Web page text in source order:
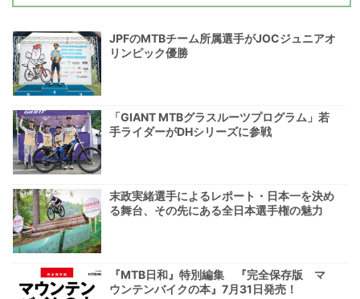
JPFのMTBチーム所属選手がJOCジュニアオ
リンピック優勝
「GIANT MTBグラスルーツプログラム」若
手ライダーがDHシリーズに参戦
末政実緒選手によるレポート・日本一を決め
る舞台、その先にある全日本選手権の魅力
『MTB日和』特別編集 『完全保存版 マ
ウンテンバイクの本』7月31日発売！